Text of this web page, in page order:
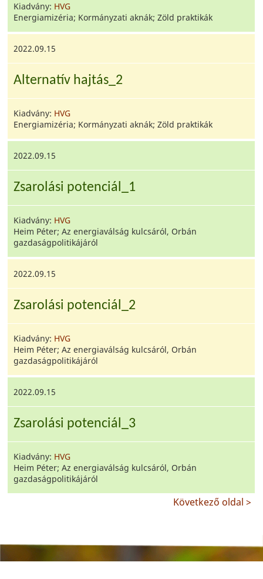
Kiadvány: HVG
Energiamizéria; Kormányzati aknák; Zöld praktikák
2022.09.15
Alternatív hajtás_2
Kiadvány: HVG
Energiamizéria; Kormányzati aknák; Zöld praktikák
2022.09.15
Zsarolási potenciál_1
Kiadvány: HVG
Heim Péter; Az energiaválság kulcsáról, Orbán
gazdaságpolitikájáról
2022.09.15
Zsarolási potenciál_2
Kiadvány: HVG
Heim Péter; Az energiaválság kulcsáról, Orbán
gazdaságpolitikájáról
2022.09.15
Zsarolási potenciál_3
Kiadvány: HVG
Heim Péter; Az energiaválság kulcsáról, Orbán
gazdaságpolitikájáról
Következő oldal >